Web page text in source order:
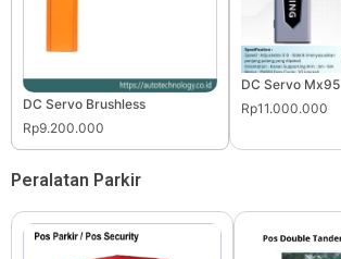
DC Servo Brushless
Rp9.200.000
DC Servo Mx95
Rp11.000.000
Peralatan Parkir